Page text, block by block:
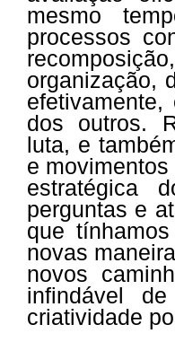
mesmo
processos
organização,
dos outros.
luta, e
e
estratégica
perguntas e
que
novas
novos
infindável
criatividade